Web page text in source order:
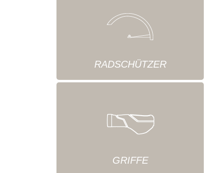
RADSCHÜTZER
GRIFFE